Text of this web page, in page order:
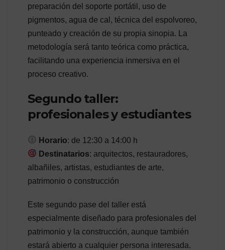
preparación del soporte portátil, uso de
pigmentos, agua de cal, técnica del espolvoreo,
punteado y creación de su propia sinopia. La
metodología será tanto teórica como práctica,
facilitando una experiencia inmersiva en el
proceso creativo.
Segundo taller:
profesionales y estudiantes
Horario: de 12:30 a 14:00 h
Destinatarios: arquitectos, restauradores,
albañiles, artistas, estudiantes de arte,
patrimonio o construcción
Este segundo pase del taller está
especialmente diseñado para profesionales del
patrimonio y la construcción, aunque también
estará abierto a cualquier persona interesada.